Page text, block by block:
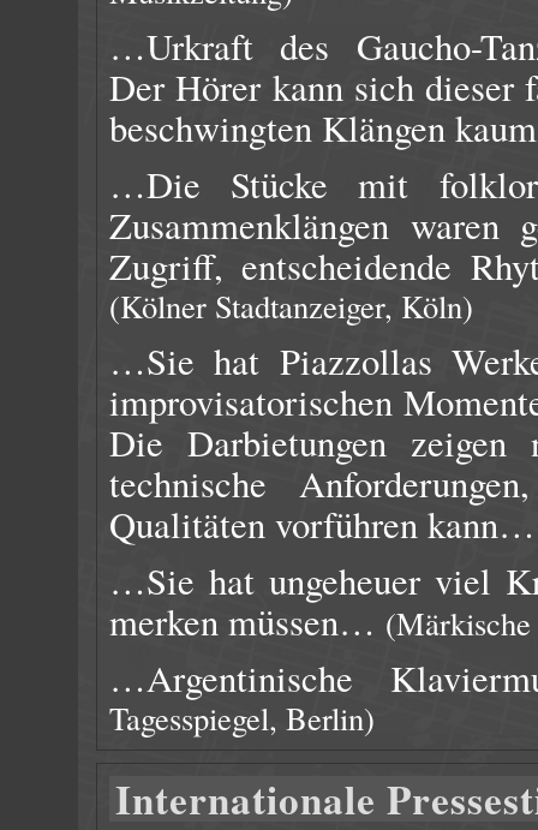
…Urkraft des Gaucho-
Der Hörer kann sich dieser
beschwingten Klängen
…Die Stücke mit
Zusammenklängen
Zugriff, entscheidende
(Kölner Stadtanzeiger, Köln)
…Sie hat Piazzollas
improvisatorischen
Die Darbietungen zeigen
technische
Qualitäten vorführen
…Sie hat ungeheuer viel
merken müssen…
…Argentinische
Tagesspiegel, Berlin)
Internationale